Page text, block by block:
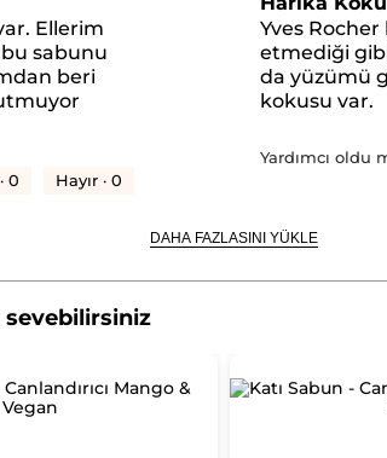
Ellerim
sabunu
beri
0 Hayır · 0
yıldız.
Yves
etmediği
da yüzümü
kokusu var.
Yardımcı oldu
DAHA FAZLASINI YÜKLE
sevebilirsiniz